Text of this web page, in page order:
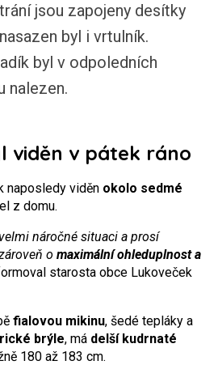
jsou zapojeny desítky
byl i vrtulník.
byl v odpoledních
nalezen.
viděn v pátek ráno
naposledy viděn okolo sedmé
z domu.
náročné situaci a prosí
o maximální ohleduplnost a
starosta obce Lukoveček
fialovou mikinu, šedé tepláky a
brýle, má delší kudrnaté
180 až 183 cm.